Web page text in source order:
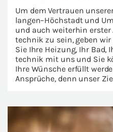
Um dem Ver­trau­en
lan­gen–Höch­stadt und
und auch wei­ter­hin
tech­nik zu sein, geben
Sie Ihre Hei­zung, Ihr Bad,
tech­nik mit uns und Sie
Ihre Wün­sche er­füllt
An­sp­rü­che, denn unser